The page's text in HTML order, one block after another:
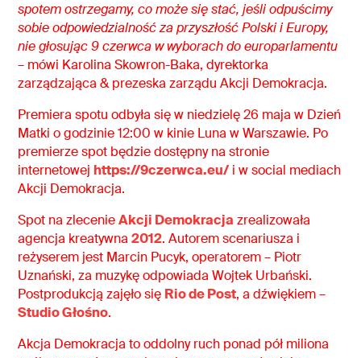
spotem ostrzegamy, co może się stać, jeśli odpuścimy
sobie odpowiedzialność za przyszłość Polski i Europy,
nie głosując 9 czerwca w wyborach do europarlamentu
– mówi Karolina Skowron-Baka, dyrektorka
zarządzająca & prezeska zarządu Akcji Demokracja.
Premiera spotu odbyła się w niedzielę 26 maja w Dzień
Matki o godzinie 12:00 w kinie Luna w Warszawie. Po
premierze spot będzie dostępny na stronie
internetowej https://9czerwca.eu/i w social mediach
Akcji Demokracja.
Spot na zlecenieAkcji Demokracja zrealizowała
agencja kreatywna2012. Autorem scenariusza i
reżyserem jest Marcin Pucyk, operatorem – Piotr
Uznański, za muzykę odpowiada Wojtek Urbański.
Postprodukcją zajęło się Rio de Post, a dźwiękiem –
Studio Głośno.
Akcja Demokracja to oddolny ruch ponad pół miliona